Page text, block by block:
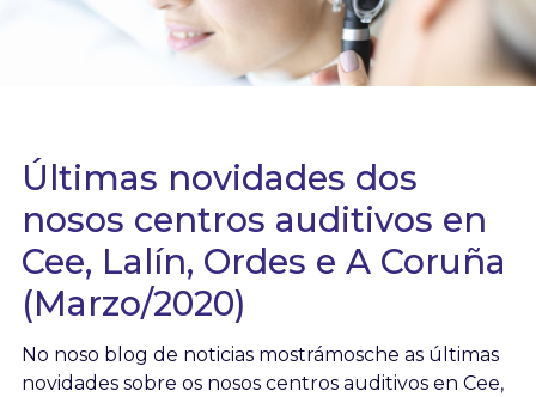
Últimas novidades dos
nosos centros auditivos en
Cee, Lalín, Ordes e A Coruña
(Marzo/2020)
No noso blog de noticias mostrámosche as últimas
novidades sobre os nosos centros auditivos en Cee,